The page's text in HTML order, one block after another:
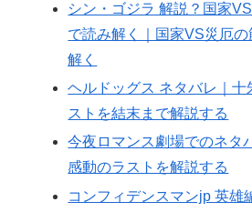
シン・ゴジラ 解説？国家
で読み解く｜国家VS災厄
解く
ヘルドッグス ネタバレ｜十
ストを結末まで解説する
今夜ロマンス劇場でのネタ
感動のラストを解説する
コンフィデンスマンjp 英雄